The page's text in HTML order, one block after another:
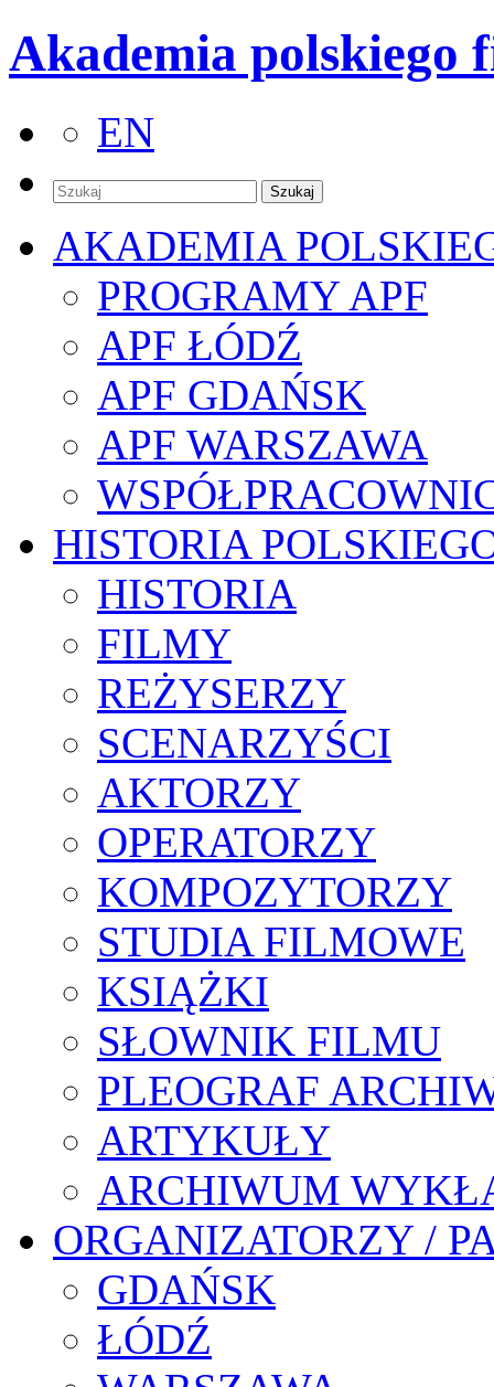
Akademia polskiego
EN
AKADEMIA
PROGRAMY APF
APF ŁÓDŹ
APF GDAŃSK
APF WARSZAWA
HISTORIA
HISTORIA
FILMY
REŻYSERZY
SCENARZYŚCI
AKTORZY
OPERATORZY
KOMPOZYTORZY
STUDIA FILMOWE
KSIĄŻKI
SŁOWNIK FILMU
PLEOGRAF
ARTYKUŁY
ARCHIWUM
ORGANIZATORZY /
GDAŃSK
ŁÓDŹ